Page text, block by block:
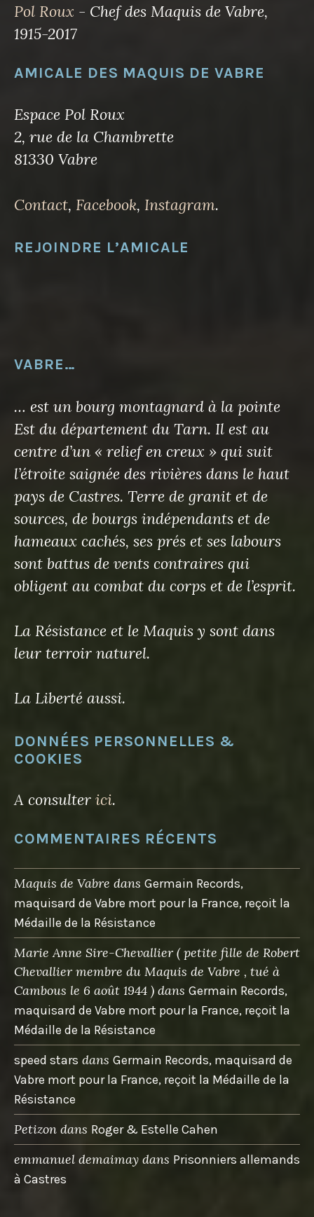
Pol Roux - Chef des Maquis de Vabre,
1915-2017
AMICALE DES MAQUIS DE VABRE
Espace Pol Roux
2, rue de la Chambrette
81330 Vabre
Contact, Facebook, Instagram.
REJOINDRE L’AMICALE
VABRE…
… est un bourg montagnard à la pointe
Est du département du Tarn. Il est au
centre d’un « relief en creux » qui suit
l’étroite saignée des rivières dans le haut
pays de Castres. Terre de granit et de
sources, de bourgs indépendants et de
hameaux cachés, ses prés et ses labours
sont battus de vents contraires qui
obligent au combat du corps et de l’esprit.
La Résistance et le Maquis y sont dans
leur terroir naturel.
La Liberté aussi.
DONNÉES PERSONNELLES &
COOKIES
A consulter ici.
COMMENTAIRES RÉCENTS
Maquis de Vabre dans Germain Records,
maquisard de Vabre mort pour la France, reçoit la
Médaille de la Résistance
Marie Anne Sire-Chevallier ( petite fille de Robert
Chevallier membre du Maquis de Vabre , tué à
Cambous le 6 août 1944 ) dans Germain Records,
maquisard de Vabre mort pour la France, reçoit la
Médaille de la Résistance
speed stars dans Germain Records, maquisard de
Vabre mort pour la France, reçoit la Médaille de la
Résistance
Petizon dans Roger & Estelle Cahen
emmanuel demaimay dans Prisonniers allemands
à Castres